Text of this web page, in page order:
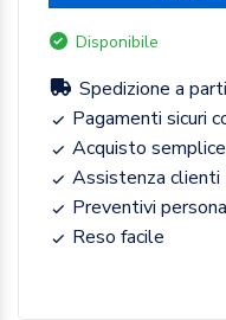
Disponibile
Spedizione a
Pagamenti sicuri
Acquisto
Assistenza clienti
Preventivi
Reso facile